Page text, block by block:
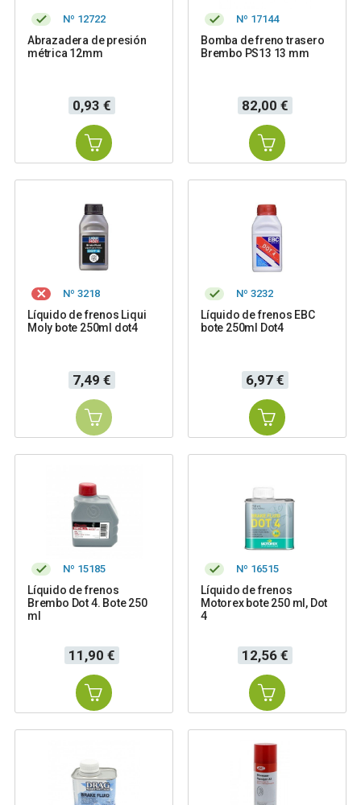
Nº 12722
Abrazadera de presión
métrica 12mm
Precio
0,93 €
Nº 17144
Bomba de freno trasero
Brembo PS13 13 mm
Precio
82,00 €
Nº 3218
Líquido de frenos Liqui
Moly bote 250ml dot4
Precio
7,49 €
Nº 3232
Líquido de frenos EBC
bote 250ml Dot4
Precio
6,97 €
Nº 15185
Líquido de frenos
Brembo Dot 4. Bote 250
ml
Precio
11,90 €
Nº 16515
Líquido de frenos
Motorex bote 250 ml, Dot
4
Precio
12,56 €